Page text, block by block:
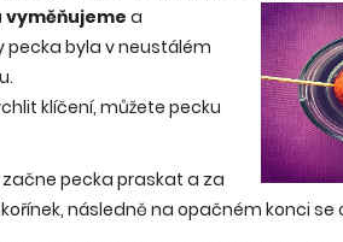
vyměňujeme a
pecka byla v neustálém
klíčení, můžete pecku
začne pecka praskat a za
následně na opačném konci